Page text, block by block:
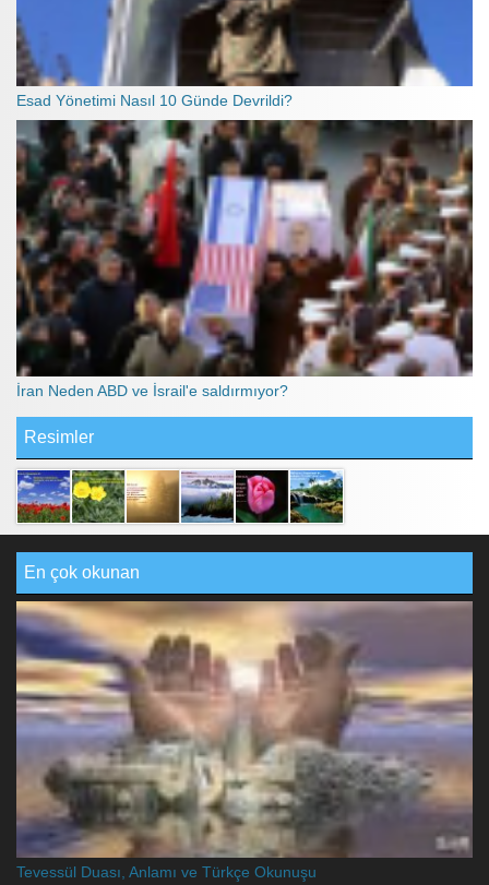
Esad Yönetimi Nasıl 10 Günde Devrildi?
İran Neden ABD ve İsrail'e saldırmıyor?
Resimler
En çok okunan
Tevessül Duası, Anlamı ve Türkçe Okunuşu